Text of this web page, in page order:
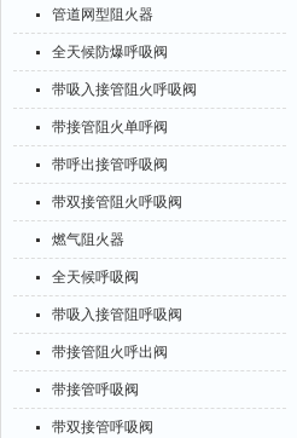
管道网型阻火器
全天候防爆呼吸阀
带吸入接管阻火呼吸阀
带接管阻火单呼阀
带呼出接管呼吸阀
带双接管阻火呼吸阀
燃气阻火器
全天候呼吸阀
带吸入接管阻呼吸阀
带接管阻火呼出阀
带接管呼吸阀
带双接管呼吸阀